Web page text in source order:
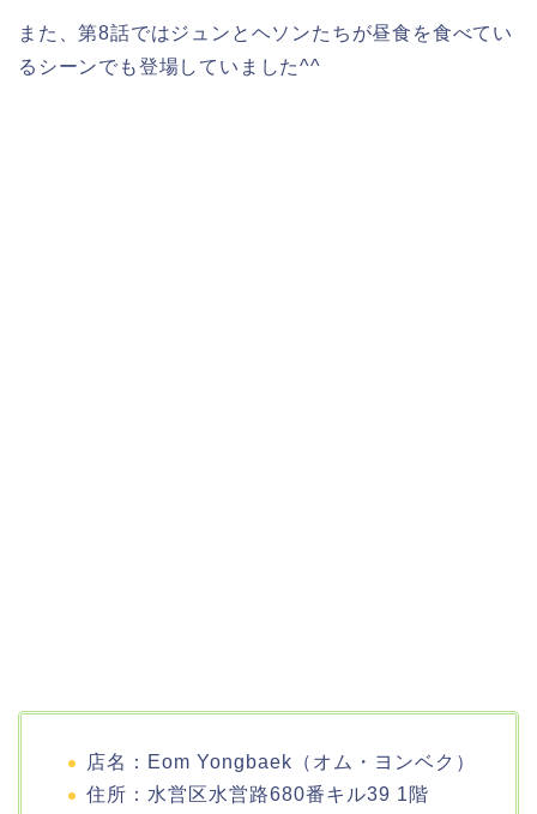
また、第8話ではジュンとヘソンたちが昼食を食べてい
るシーンでも登場していました^^
店名：Eom Yongbaek（オム・ヨンベク）
住所：水営区水営路680番キル39 1階